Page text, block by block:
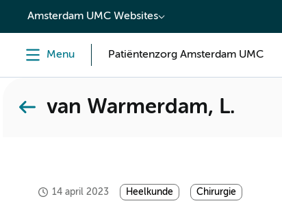
content
Amsterdam UMC Websites
Menu Patiëntenzorg Amsterdam UMC
van Warmerdam, L.
14 april 2023 Heelkunde Chirurgie